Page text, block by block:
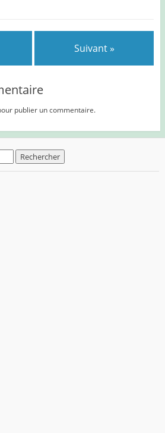
Suivant »
publier un commentaire.